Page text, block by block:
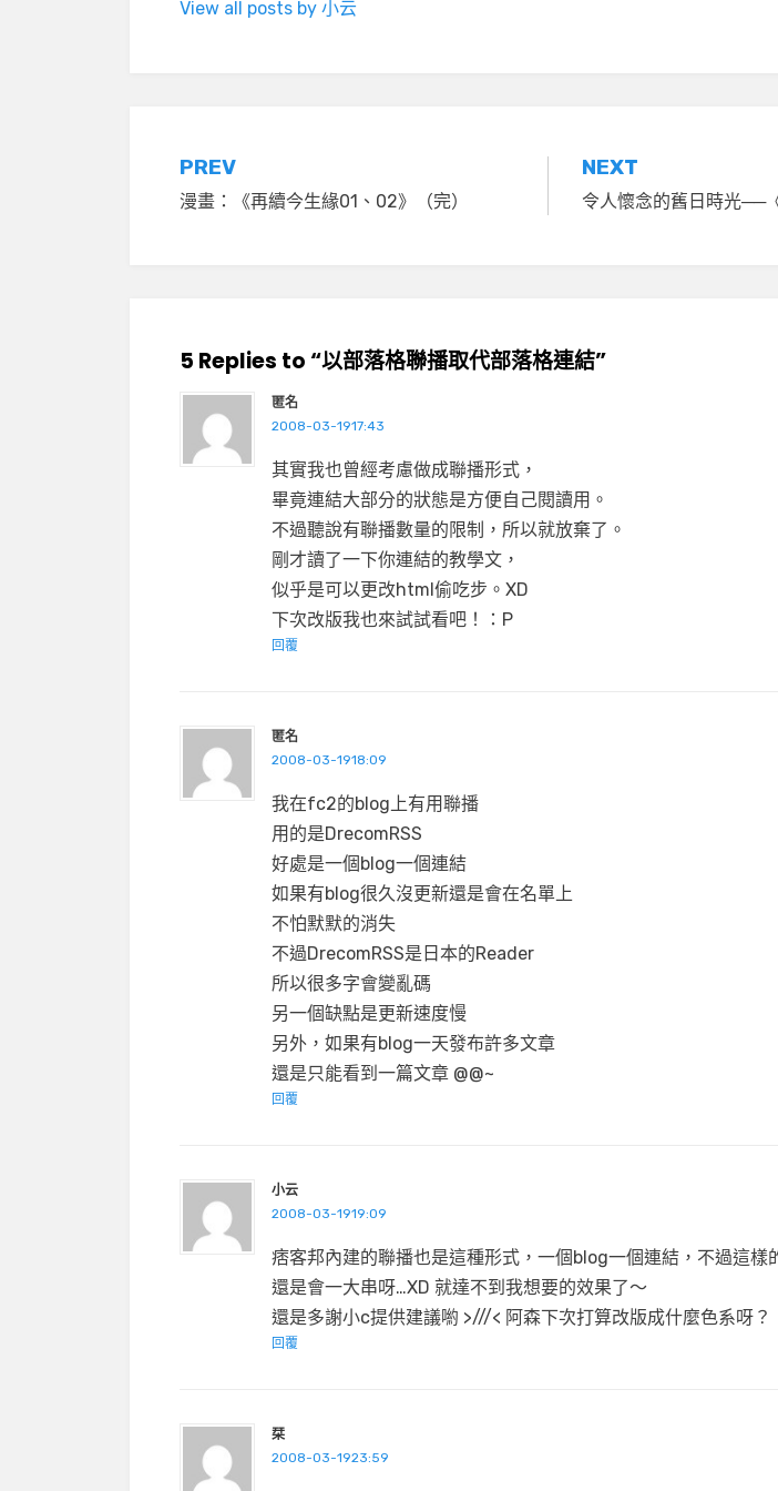
View all posts by 小云
文
章
PREV
漫畫：《再續今生緣01、02》（完）
NEXT
令人懷念的舊日時光──
5 Replies to “以部落格聯播取代部落格連結”
匿名
2008-03-1917:43
其實我也曾經考慮做成聯播形式，
畢竟連結大部分的狀態是方便自己閱讀用。
不過聽說有聯播數量的限制，所以就放棄了。
剛才讀了一下你連結的教學文，
似乎是可以更改html偷吃步。XD
下次改版我也來試試看吧！：P
回覆
匿名
2008-03-1918:09
我在fc2的blog上有用聯播
用的是DrecomRSS
好處是一個blog一個連結
如果有blog很久沒更新還是會在名單上
不怕默默的消失
不過DrecomRSS是日本的Reader
所以很多字會變亂碼
另一個缺點是更新速度慢
另外，如果有blog一天發布許多文章
還是只能看到一篇文章 @@~
回覆
小云
2008-03-1919:09
痞客邦內建的聯播也是這種形式，一個blog一個連結，不過這樣
還是會一大串呀…XD 就達不到我想要的效果了～
還是多謝小c提供建議喲 >///< 阿森下次打算改版成什麼色系呀？
回覆
栞
2008-03-1923:59